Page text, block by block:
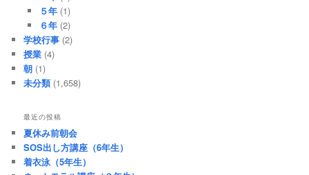
５年(1)
６年(2)
学校行事 (2)
授業 (4)
朝 (1)
未分類(1,658)
最近の投稿
夏休み前朝会
SOS出し方講座（6年生）
着衣泳（5年生）